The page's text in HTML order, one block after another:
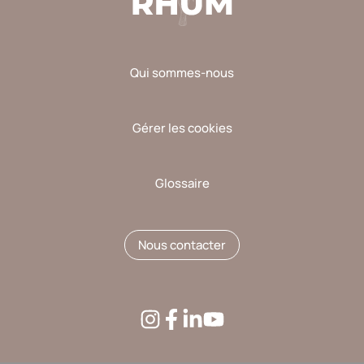
Qui sommes-nous
Gérer les cookies
Glossaire
Nous contacter